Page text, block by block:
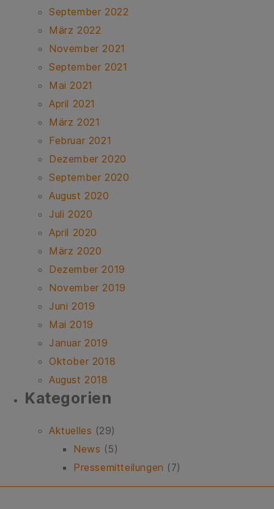
September 2022
März 2022
November 2021
September 2021
Mai 2021
April 2021
März 2021
Februar 2021
Dezember 2020
September 2020
August 2020
Juli 2020
April 2020
März 2020
Dezember 2019
November 2019
Juni 2019
Mai 2019
Januar 2019
Oktober 2018
August 2018
Ka­te­go­ri­en
Aktuelles (29)
News (5)
Pressemitteilungen (7)